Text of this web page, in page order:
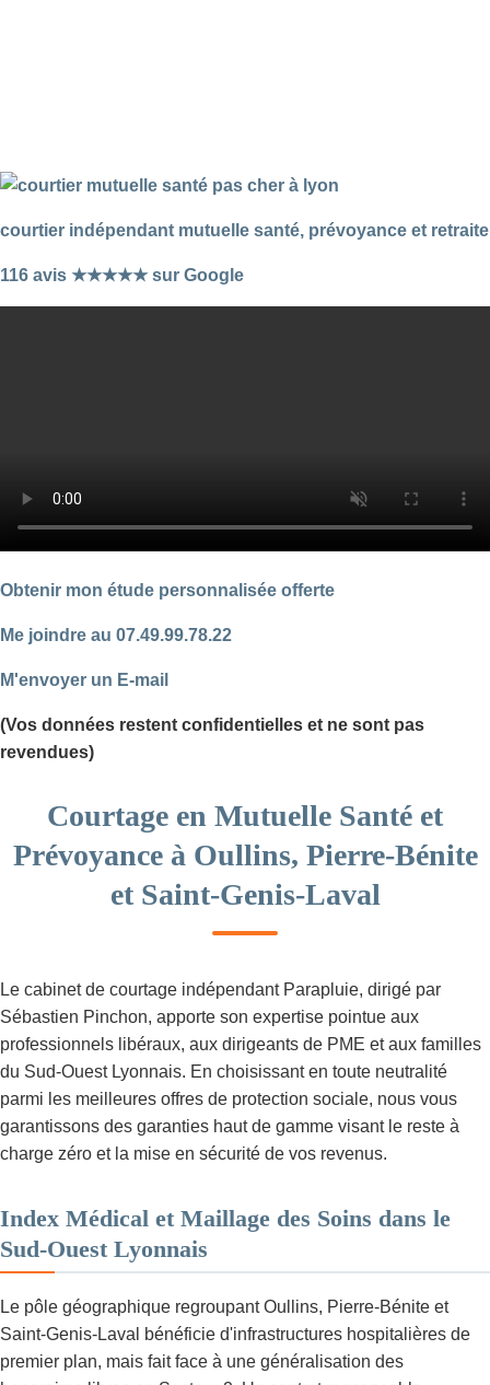
courtier indépendant mutuelle santé, prévoyance et retraite
116 avis ★★★★★ sur Google
Obtenir mon étude personnalisée offerte
Me joindre au 07.49.99.78.22
M'envoyer un E-mail
(Vos données restent confidentielles et ne sont pas
revendues)
Courtage en Mutuelle Santé et
Prévoyance à Oullins, Pierre-Bénite
et Saint-Genis-Laval
Le cabinet de courtage indépendant Parapluie, dirigé par
Sébastien Pinchon, apporte son expertise pointue aux
professionnels libéraux, aux dirigeants de PME et aux familles
du Sud-Ouest Lyonnais. En choisissant en toute neutralité
parmi les meilleures offres de protection sociale, nous vous
garantissons des garanties haut de gamme visant le reste à
charge zéro et la mise en sécurité de vos revenus.
Index Médical et Maillage des Soins dans le
Sud-Ouest Lyonnais
Le pôle géographique regroupant Oullins, Pierre-Bénite et
Saint-Genis-Laval bénéficie d'infrastructures hospitalières de
premier plan, mais fait face à une généralisation des